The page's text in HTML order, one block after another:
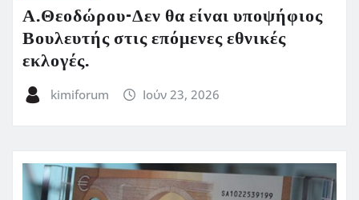
Α.Θεοδώρου-Δεν θα είναι υποψήφιος
Βουλευτής στις επόμενες εθνικές
εκλογές.
kimiforum Ιούν 23, 2026